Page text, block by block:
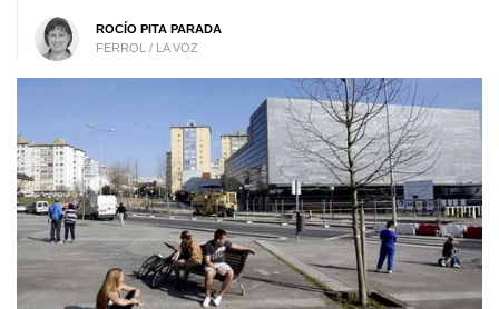
ROCÍO PITA PARADA
FERROL / LA VOZ